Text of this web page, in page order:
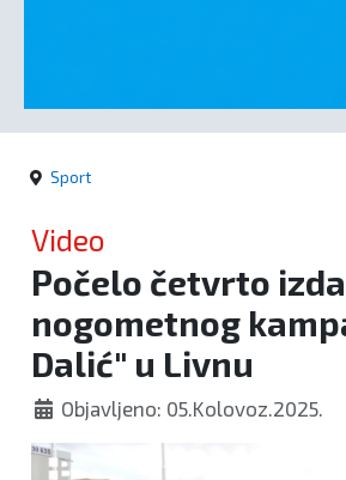
Sport
Video
Počelo četvrto
nogometnog
Dalić" u Livnu
Objavljeno: 05.Kolovoz.2025.